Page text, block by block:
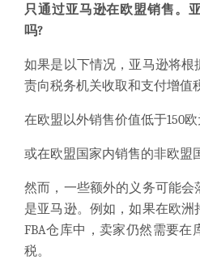
只通过亚马逊在欧盟销售。
吗?
如果是以下情况，亚马逊将根
责向税务机关收取和支付增值
在欧盟以外销售价值低于150欧
或在欧盟 国家内销售的非欧盟
然而，一些额外的义务可能会
是亚马逊。例如，如果在欧
FBA仓库中，卖家仍然需要在
税。